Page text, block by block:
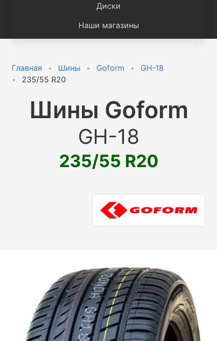
Диски
Наши магазины
Главная Шины Goform
GH-18
235/55 R20
Шины Goform
GH-18
235/55 R20